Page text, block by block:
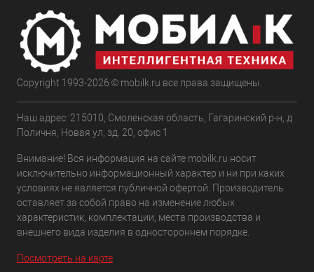
Copyright 1993-2026 © mobilk.ru все права защищены.
Наш адрес: 215010, Смоленская область, Гагаринский р-н, д
Поличня, Новая ул, зд. 20, офис 1
Внимание! Вся информация на сайте mobilk.ru носит
исключительно информационный характер и ни при каких
условиях не является публичной офертой. Производитель
оставляет за собой право на изменение любых
характеристик, комплектации, места производства и
внешнего вида изделия в одностороннем порядке.
Посмотреть на карте